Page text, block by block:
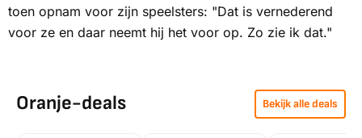
toen opnam voor zijn speelsters: "Dat is vernederend
voor ze en daar neemt hij het voor op. Zo zie ik dat."
Oranje-deals Bekijk alle deals